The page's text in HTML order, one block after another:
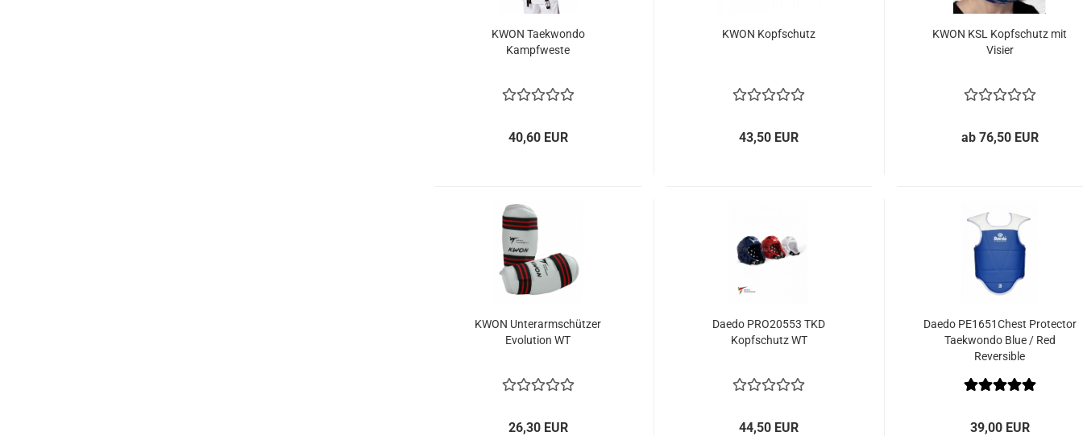
KWON Taekwondo
Kampfweste
40,60 EUR
KWON Kopfschutz
43,50 EUR
KWON KSL Kopfschutz mit
Visier
ab 76,50 EUR
KWON Unterarmschützer
Evolution WT
26,30 EUR
Daedo PRO20553 TKD
Kopfschutz WT
44,50 EUR
Daedo PE1651Chest Protector
Taekwondo Blue / Red
Reversible
39,00 EUR